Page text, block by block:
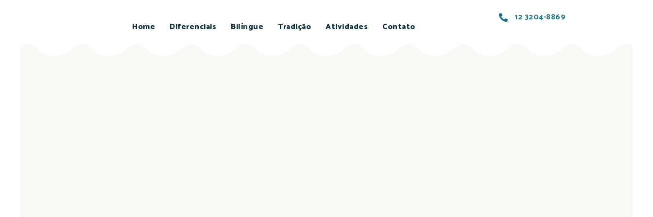
Home Diferenciais Bilíngue Tradição Atividades Contato
12 3204-8869